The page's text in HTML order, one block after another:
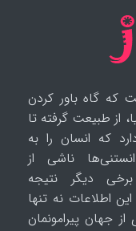
که گاه باور کردن
از طبیعت گرفته تا
که انسان را به
ناشی از
دیگر نتیجه
اطلاعات نه تنها
جهان پیرامونمان